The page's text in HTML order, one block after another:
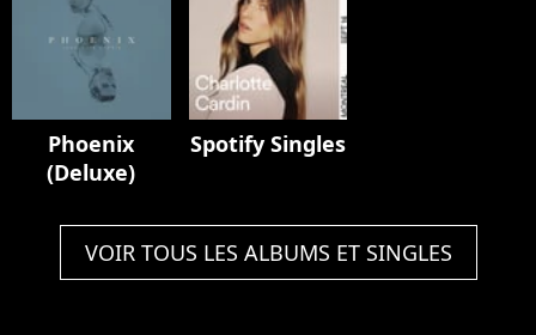
Phoenix
(Deluxe)
Spotify Singles
VOIR TOUS LES ALBUMS ET SINGLES